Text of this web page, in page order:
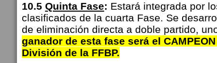
10.5 Quinta Fase: Estará integrada por
clasificados de la cuarta Fase. Se
de eliminación directa a doble partido,
ganador de esta fase será el
División de la FFBP.